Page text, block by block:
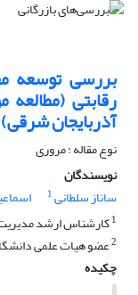
بررسی توسعه
رقابتی
آذربایجان شرقی)
نوع مقاله : مروری
نویسندگان
ساناز سلطانی1
1کارشناس ارشد مدیریت
2عضو هیات علمی
چکیده